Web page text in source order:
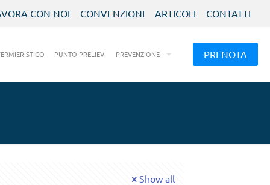
CON NOI CONVENZIONI ARTICOLI CONTATTI
PUNTO PRELIEVI PREVENZIONE PRENOTA
Show all